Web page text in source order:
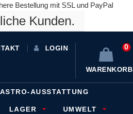
Bestellung mit SSL und PayPal
Kunden.
LOGIN 0
WARENKORB
AUSSTATTUNG
LAGER UMWELT